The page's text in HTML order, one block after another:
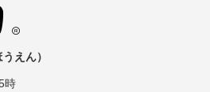
えん）
時